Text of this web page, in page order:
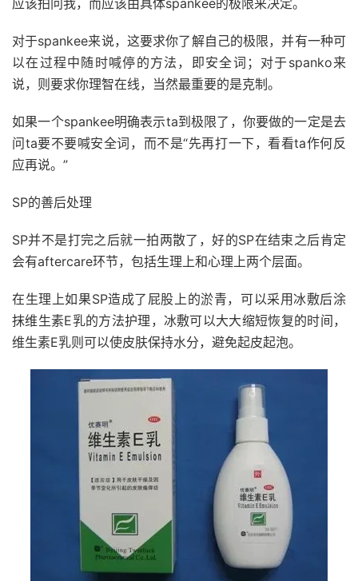
应该拍问我，而应该由具体spankee的极限来决定。
对于spankee来说，这要求你了解自己的极限，并有一种可
以在过程中随时喊停的方法，即安全词；对于spanko来
说，则要求你理智在线，当然最重要的是克制。
如果一个spankee明确表示ta到极限了，你要做的一定是去
问ta要不要喊安全词，而不是“先再打一下，看看ta作何反
应再说。”
SP的善后处理
SP并不是打完之后就一拍两散了，好的SP在结束之后肯定
会有aftercare环节，包括生理上和心理上两个层面。
在生理上如果SP造成了屁股上的淤青，可以采用冰敷后涂
抹维生素E乳的方法护理，冰敷可以大大缩短恢复的时间，
维生素E乳则可以使皮肤保持水分，避免起皮起泡。